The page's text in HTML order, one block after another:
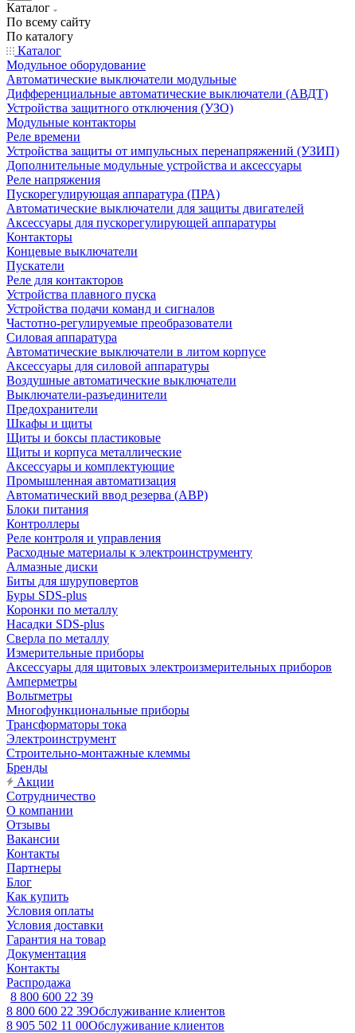
Каталог
По всему сайту
По каталогу
Каталог
Модульное оборудование
Автоматические выключатели модульные
Дифференциальные автоматические выключатели (АВДТ)
Устройства защитного отключения (УЗО)
Модульные контакторы
Реле времени
Устройства защиты от импульсных перенапряжений (УЗИП)
Дополнительные модульные устройства и аксессуары
Реле напряжения
Пускорегулирующая аппаратура (ПРА)
Автоматические выключатели для защиты двигателей
Аксессуары для пускорегулирующей аппаратуры
Контакторы
Концевые выключатели
Пускатели
Реле для контакторов
Устройства плавного пуска
Устройства подачи команд и сигналов
Частотно-регулируемые преобразователи
Силовая аппаратура
Автоматические выключатели в литом корпусе
Аксессуары для силовой аппаратуры
Воздушные автоматические выключатели
Выключатели-разъединители
Предохранители
Шкафы и щиты
Щиты и боксы пластиковые
Щиты и корпуса металлические
Аксессуары и комплектующие
Промышленная автоматизация
Автоматический ввод резерва (АВР)
Блоки питания
Контроллеры
Реле контроля и управления
Расходные материалы к электроинструменту
Алмазные диски
Биты для шуруповертов
Буры SDS-plus
Коронки по металлу
Насадки SDS-plus
Сверла по металлу
Измерительные приборы
Аксессуары для щитовых электроизмерительных приборов
Амперметры
Вольтметры
Многофункциональные приборы
Трансформаторы тока
Электроинструмент
Строительно-монтажные клеммы
Бренды
Акции
Сотрудничество
О компании
Отзывы
Вакансии
Контакты
Партнеры
Блог
Как купить
Условия оплаты
Условия доставки
Гарантия на товар
Документация
Контакты
Распродажа
8 800 600 22 39
8 800 600 22 39Обслуживание клиентов
8 905 502 11 00Обслуживание клиентов